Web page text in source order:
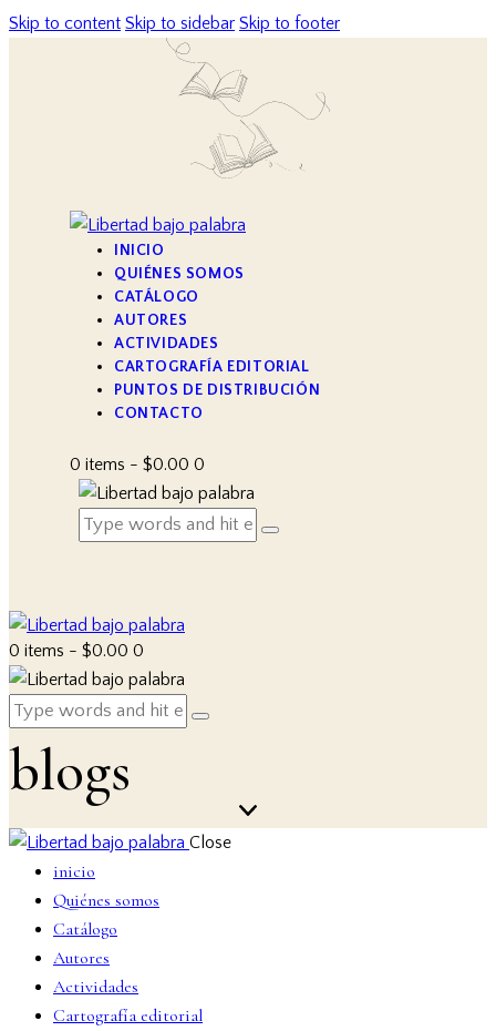
Skip to content Skip to sidebar Skip to footer
INICIO
QUIÉNES SOMOS
CATÁLOGO
AUTORES
ACTIVIDADES
CARTOGRAFÍA EDITORIAL
PUNTOS DE DISTRIBUCIÓN
CONTACTO
0 items - $0.00 0
0 items - $0.00 0
blogs
Close
inicio
Quiénes somos
Catálogo
Autores
Actividades
Cartografía editorial